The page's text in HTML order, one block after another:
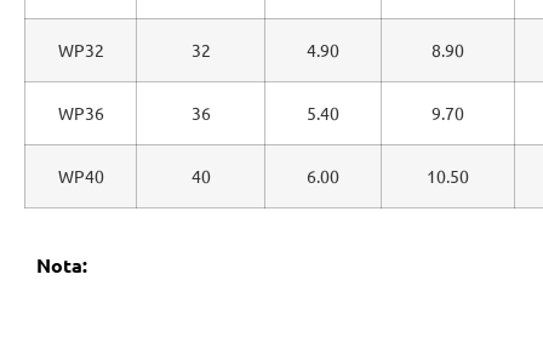
WP32 32 4.90 8.90
WP36 36 5.40 9.70
WP40 40 6.00 10.50
Nota: